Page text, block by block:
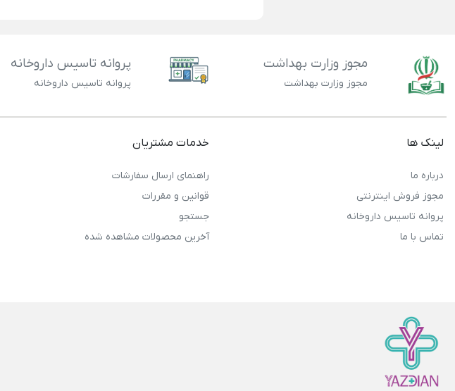
مجوز وزارت بهداشت
مجوز وزارت بهداشت
پروانه تاسیس داروخانه
پروانه تاسیس داروخانه
لینک ها
درباره ما
مجوز فروش اینترنتی
پروانه تاسیس داروخانه
تماس با ما
خدمات مشتریان
راهنمای ارسال سفارشات
قوانین و مقررات
جستجو
آخرین محصولات مشاهده شده